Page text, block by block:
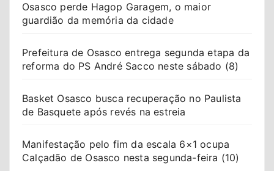
Osasco perde Hagop Garagem, o maior
guardião da memória da cidade
Prefeitura de Osasco entrega segunda etapa da
reforma do PS André Sacco neste sábado (8)
Basket Osasco busca recuperação no Paulista
de Basquete após revés na estreia
Manifestação pelo fim da escala 6×1 ocupa
Calçadão de Osasco nesta segunda-feira (10)